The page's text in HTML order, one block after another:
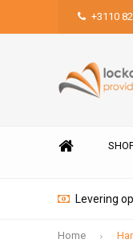
+3110
Levering
Home